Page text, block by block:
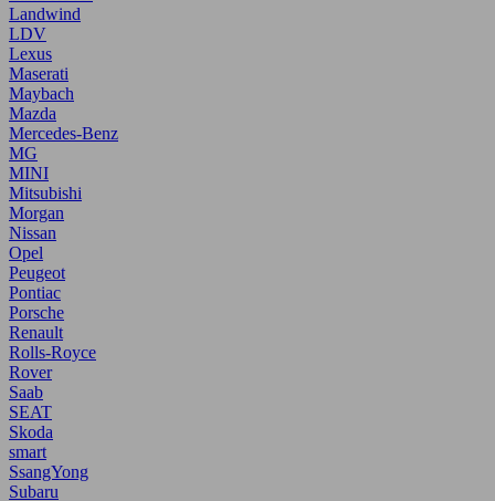
Landwind
LDV
Lexus
Maserati
Maybach
Mazda
Mercedes-Benz
MG
MINI
Mitsubishi
Morgan
Nissan
Opel
Peugeot
Pontiac
Porsche
Renault
Rolls-Royce
Rover
Saab
SEAT
Skoda
smart
SsangYong
Subaru